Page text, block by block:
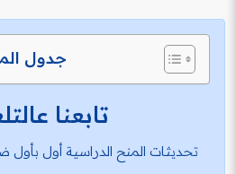
جدول
تابعنا
تحديثات المنح الدراسية أول بأول